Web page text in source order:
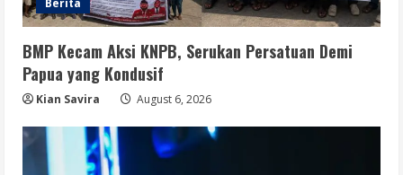
BMP Kecam Aksi KNPB, Serukan Persatuan Demi
Papua yang Kondusif
Kian Savira August 6, 2026